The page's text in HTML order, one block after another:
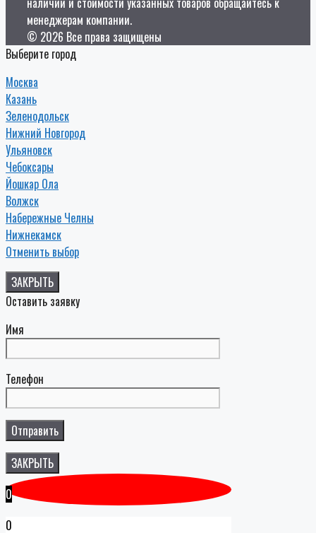
менеджерам компании.
© 2026 Все права защищены
Выберите город
Москва
Казань
Зеленодольск
Нижний Новгород
Ульяновск
Чебоксары
Йошкар Ола
Волжск
Набережные Челны
Нижнекамск
Отменить выбор
ЗАКРЫТЬ
Оставить заявку
Имя
Телефон
ЗАКРЫТЬ
0
0